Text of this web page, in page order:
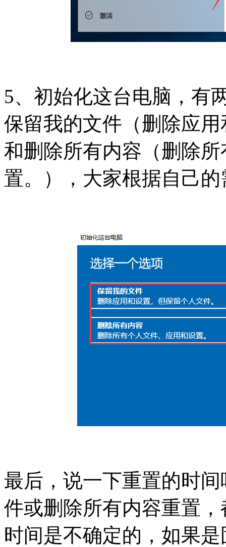
5、初始化这台电脑，有
保留我的文件（删除应
和删除所有内容（删除
置。），大家根据自己
最后，说一下重置的时
件或删除所有内容重置
时间是不确定的，如果